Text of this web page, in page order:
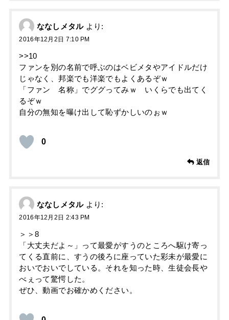
ななしメタル より:
2016年12月2日 7:10 PM
>>10
ファンを別の名前で呼ぶのはベビメタやアイドルだけ
じゃなく、邦楽でも洋楽でもよくあるぞｗ
「ファン 名称」でググってみｗ いくらでも出てく
るぞｗ
自分の無知を曝け出して恥ずかしいのぉｗ
0
返信
ななしメタル より:
2016年12月2日 2:43 PM
＞＞8
「大丈夫だよ～」って最愛がすうのところへ駆け寄っ
てくる直前に、すうの後ろに座っていた彩未が最愛に
おいでおいでしている。それを知った時、生徒会長や
べぇって驚愕した。
ぜひ、動画でお確かめください。